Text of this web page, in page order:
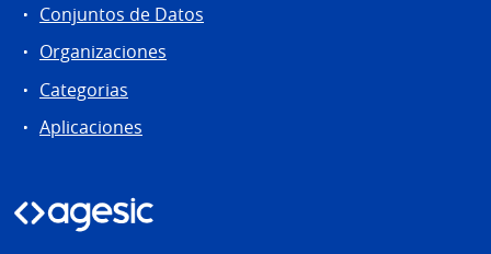
Conjuntos de Datos
Organizaciones
Categorias
Aplicaciones